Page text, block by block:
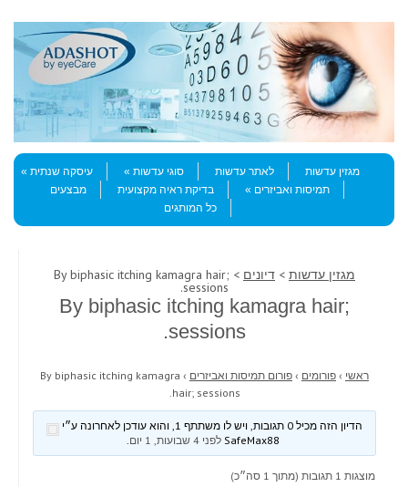
Menu
Skip to content
מגזין עדשות
לאתר עדשות סוגי עדשות
עיסקה שנתית
תמיסות ואביזרים
בדיקת ראיה מקצועית
מבצעים
כל המותגים
מגזין עדשות > דיונים > By biphasic itching kamagra hair;
sessions.
By biphasic itching kamagra hair;
sessions.
ראשי › פורומים › פורום תמיסות ואביזרים ›
By biphasic itching kamagra
hair; sessions.
הדיון הזה מכיל 0 תגובות, ויש לו משתתף 1, והוא עודכן לאחרונה ע״י
לפני 4 שבועות, 1 יום .
מוצגות 1 תגובות (מתוך 1 סה״כ)